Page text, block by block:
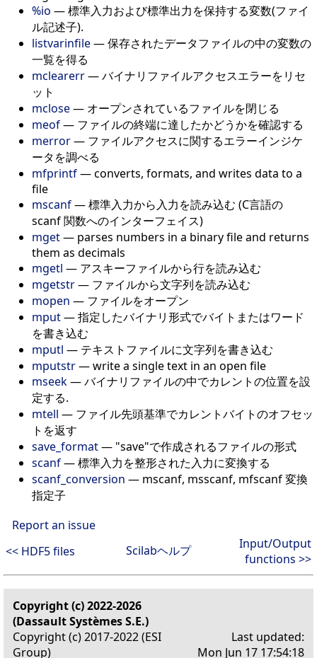
%io —標準入力および標準出力を保持する変数(ファイ
ル記述子).
listvarinfile—保存されたデータファイルの中の変数の
一覧を得る
mclearerr—バイナリファイルアクセスエラーをリセ
ット
mclose— オープンされているファイルを閉じる
meof— ファイルの終端に達したかどうかを確認する
merror— ファイルアクセスに関するエラーインジケ
ータを調べる
mfprintf—converts, formats, and writes data to a
file
mscanf—標準入力から入力を読み込む (C言語の
scanf 関数へのインターフェイス)
mget— parses numbers in a binary file and returns
them as decimals
mgetl — アスキーファイルから行を読み込む
mgetstr— ファイルから文字列を読み込む
mopen — ファイルをオープン
mput—指定したバイナリ形式でバイトまたはワード
を書き込む
mputl — テキストファイルに文字列を書き込む
mputstr—write a single text in an open file
mseek—バイナリファイルの中でカレントの位置を設
定する.
mtell — ファイル先頭基準でカレントバイトのオフセッ
トを返す
save_format— "save"で作成されるファイルの形式
scanf—標準入力を整形された入力に変換する
scanf_conversion — mscanf, msscanf, mfscanf 変換
指定子
Report an issue
<< HDF5 files
Scilabヘルプ
Input/Output
functions >>
Copyright (c) 2022-2026
(Dassault Systèmes S.E.)
Copyright (c) 2017-2022 (ESI
Group)
Last updated:
Mon Jun 17 17:54:18